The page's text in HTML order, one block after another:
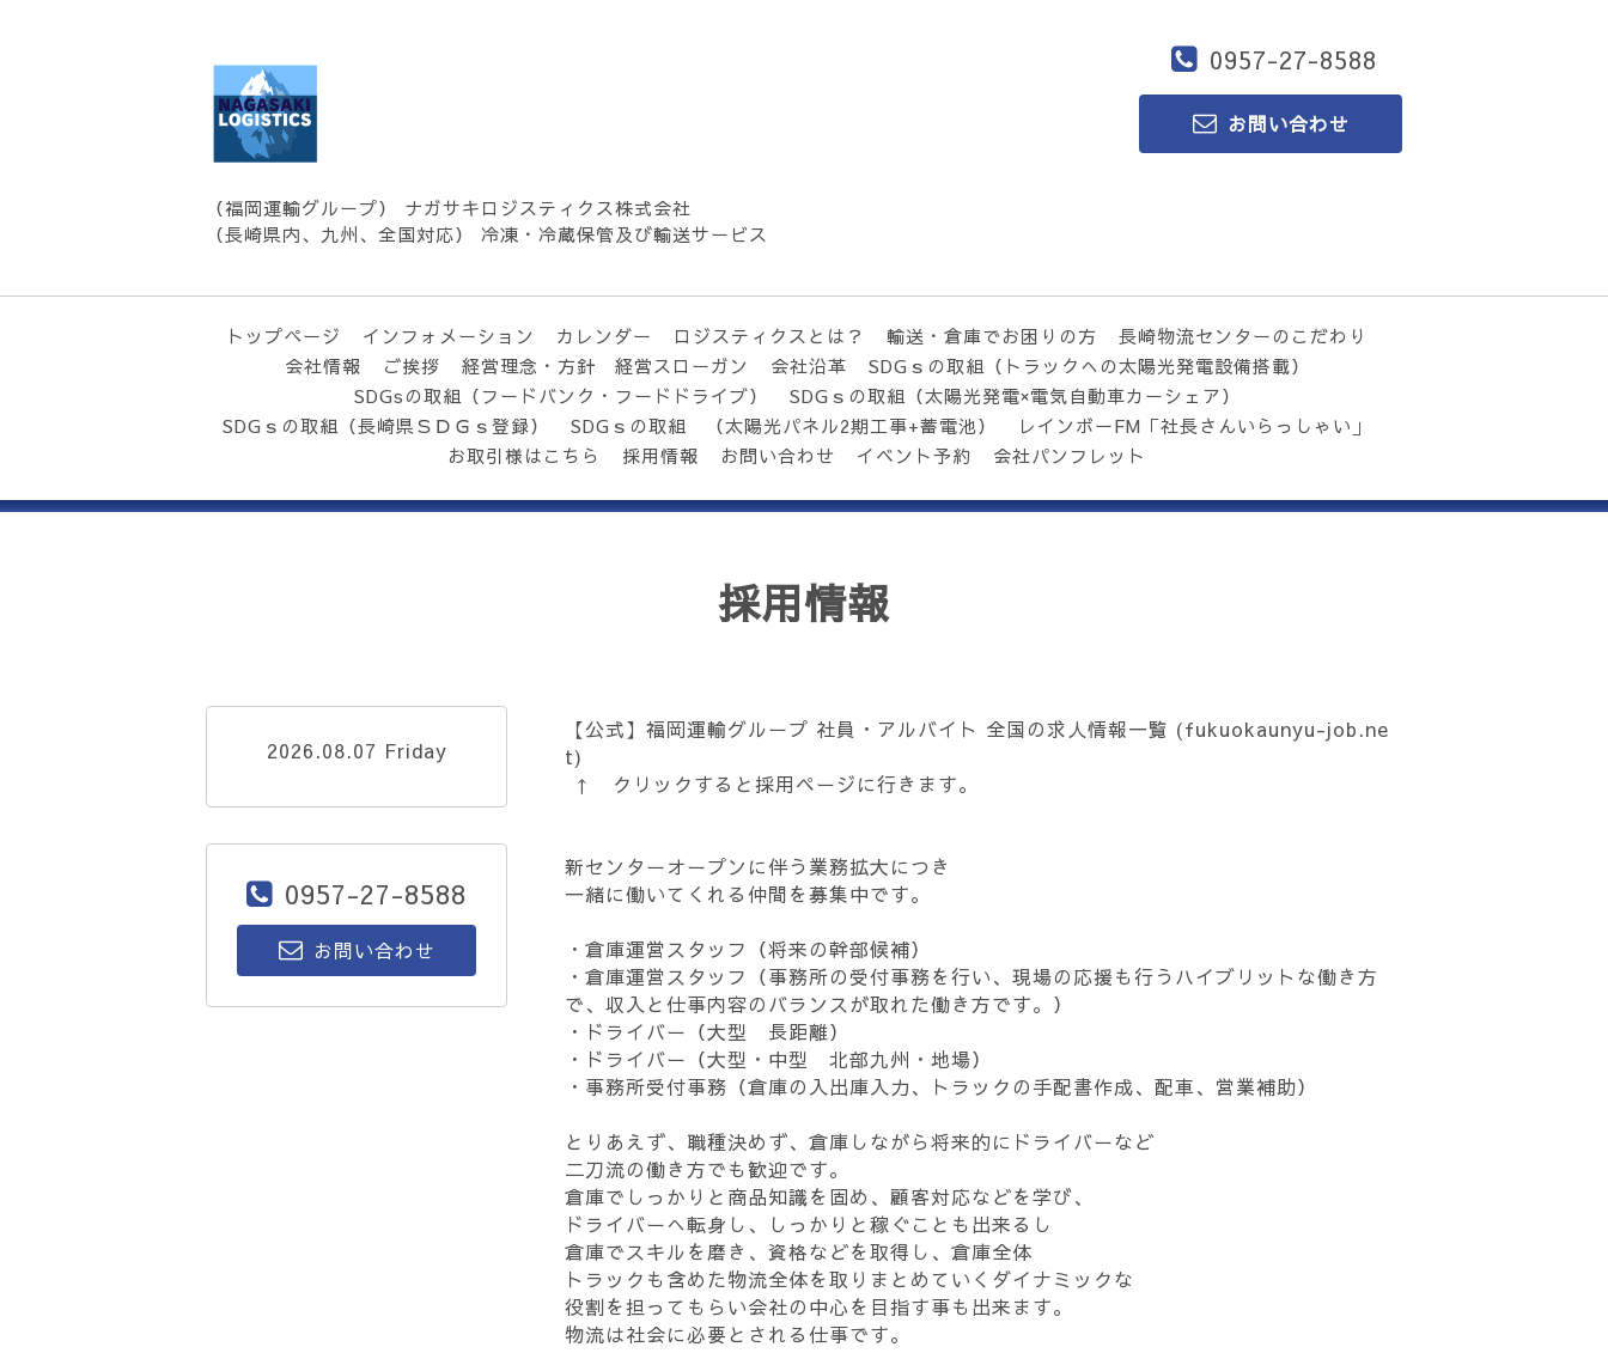
0957-27-8588
お問い合わせ
（福岡運輸グループ） ナガサキロジスティクス株式会社
（長崎県内、九州、全国対応） 冷凍・冷蔵保管及び輸送サービス
トップページ インフォメーション カレンダー ロジスティクスとは？ 輸送・倉庫でお困りの方
長崎物流センターのこだわり
会社情報
ご挨拶 経営理念・方針 経営スローガン 会社沿革
SDGｓの取組（トラックへの太陽光発電設備搭載）
SDGsの取組（フードバンク・フードドライブ）
SDGｓの取組（太陽光発電×電気自動車カーシェア）
SDGｓの取組（長崎県ＳＤＧｓ登録）
SDGｓの取組 （太陽光パネル2期工事+蓄電池）
レインボーFM「社長さんいらっしゃい」
お取引様はこちら
採用情報 お問い合わせ イベント予約 会社パンフレット
採用情報
【公式】福岡運輸グループ 社員・アルバイト 全国の求人情報一覧 (fukuokaunyu-job.ne
t)
↑ クリックすると採用ページに行きます。
新センターオープンに伴う業務拡大につき
一緒に働いてくれる仲間を募集中です。
・倉庫運営スタッフ（将来の幹部候補）
・倉庫運営スタッフ（事務所の受付事務を行い、現場の応援も行うハイブリットな働き方
で、収入と仕事内容のバランスが取れた働き方です。）
・ドライバー（大型 長距離）
・ドライバー（大型・中型 北部九州・地場）
・事務所受付事務（倉庫の入出庫入力、トラックの手配書作成、配車、営業補助）
とりあえず、職種決めず、倉庫しながら将来的にドライバーなど
二刀流の働き方でも歓迎です。
倉庫でしっかりと商品知識を固め、顧客対応などを学び、
ドライバーへ転身し、しっかりと稼ぐことも出来るし
倉庫でスキルを磨き、資格などを取得し、倉庫全体
トラックも含めた物流全体を取りまとめていくダイナミックな
役割を担ってもらい会社の中心を目指す事も出来ます。
物流は社会に必要とされる仕事です。
2026.08.07 Friday
0957-27-8588
お問い合わせ